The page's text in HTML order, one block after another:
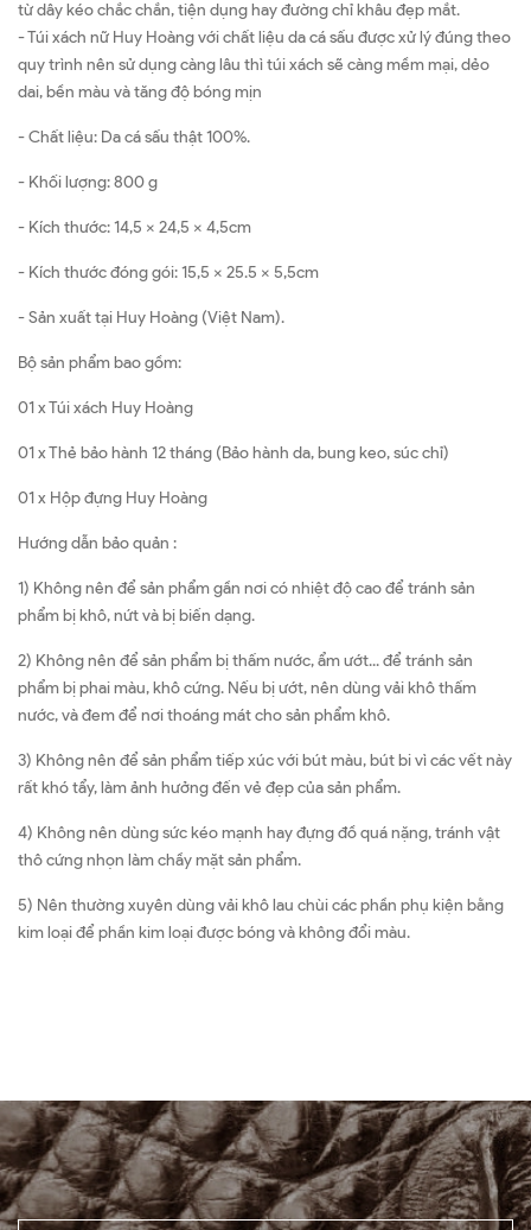
từ dây kéo chắc chắn, tiện dụng hay đường chỉ khâu đẹp mắt.
- Túi xách nữ Huy Hoàng với chất liệu da cá sấu được xử lý đúng theo
quy trình nên sử dụng càng lâu thì túi xách sẽ càng mềm mại, dẻo
dai, bền màu và tăng độ bóng mịn
- Chất liệu: Da cá sấu thật 100%.
- Khối lượng: 800 g
- Kích thước: 14,5 x 24,5 x 4,5cm
- Kích thước đóng gói: 15,5 x 25.5 x 5,5cm
- Sản xuất tại Huy Hoàng (Việt Nam).
Bộ sản phẩm bao gồm:
01 x Túi xách Huy Hoàng
01 x Thẻ bảo hành 12 tháng (Bảo hành da, bung keo, súc chỉ)
01 x Hộp đựng Huy Hoàng
Hướng dẫn bảo quản :
1) Không nên để sản phẩm gần nơi có nhiệt độ cao để tránh sản
phẩm bị khô, nứt và bị biến dạng.
2) Không nên để sản phẩm bị thấm nước, ẩm ướt... để tránh sản
phẩm bị phai màu, khô cứng. Nếu bị ướt, nên dùng vải khô thấm
nước, và đem để nơi thoáng mát cho sản phẩm khô.
3) Không nên để sản phẩm tiếp xúc với bút màu, bút bi vì các vết này
rất khó tẩy, làm ảnh hưởng đến vẻ đẹp của sản phẩm.
4) Không nên dùng sức kéo mạnh hay đựng đồ quá nặng, tránh vật
thô cứng nhọn làm chầy mặt sản phẩm.
5) Nên thường xuyên dùng vải khô lau chùi các phần phụ kiện bằng
kim loại để phần kim loại được bóng và không đổi màu.